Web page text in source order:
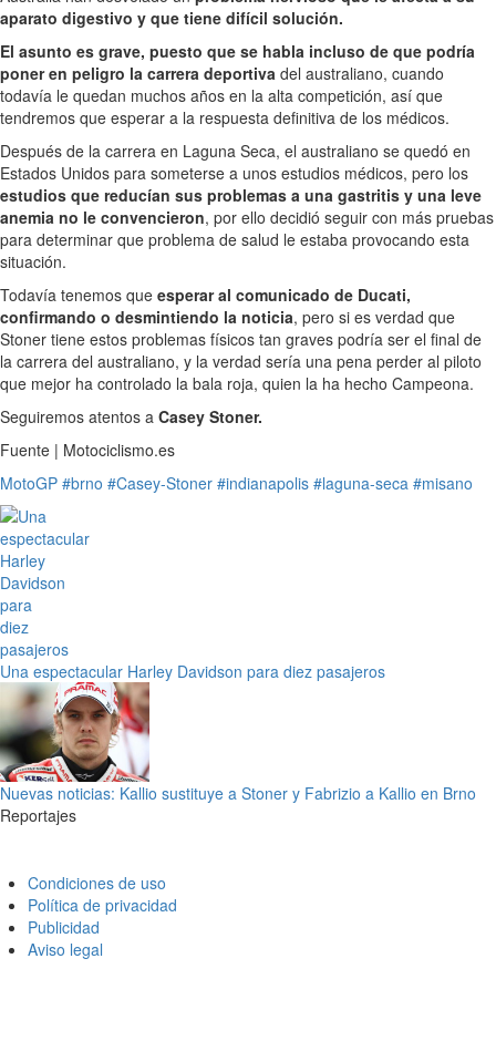
aparato digestivo y que tiene difícil solución.
El asunto es grave, puesto que se habla incluso de que podría
poner en peligro la carrera deportiva del australiano, cuando
todavía le quedan muchos años en la alta competición, así que
tendremos que esperar a la respuesta definitiva de los médicos.
Después de la carrera en Laguna Seca, el australiano se quedó en
Estados Unidos para someterse a unos estudios médicos, pero los
estudios que reducían sus problemas a una gastritis y una leve
anemia no le convencieron, por ello decidió seguir con más pruebas
para determinar que problema de salud le estaba provocando esta
situación.
Todavía tenemos que esperar al comunicado de Ducati,
confirmando o desmintiendo la noticia, pero si es verdad que
Stoner tiene estos problemas físicos tan graves podría ser el final de
la carrera del australiano, y la verdad sería una pena perder al piloto
que mejor ha controlado la bala roja, quien la ha hecho Campeona.
Seguiremos atentos a Casey Stoner.
Fuente | Motociclismo.es
MotoGP #brno #Casey-Stoner #indianapolis #laguna-seca #misano
Una espectacular Harley Davidson para diez pasajeros
Nuevas noticias: Kallio sustituye a Stoner y Fabrizio a Kallio en Brno
Reportajes
Condiciones de uso
Política de privacidad
Publicidad
Aviso legal